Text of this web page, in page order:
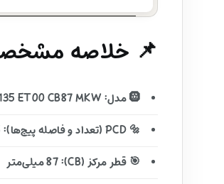
📌 خلاصه
🛞 مدل: VENOM-6(VN6) 18X9 6X135 ET00 CB87 MKW
🔩 PCD (تعداد و فاصله پیچ‌ها): 6X135
🎯 قطر مرکز (CB): 87 میلی‌متر